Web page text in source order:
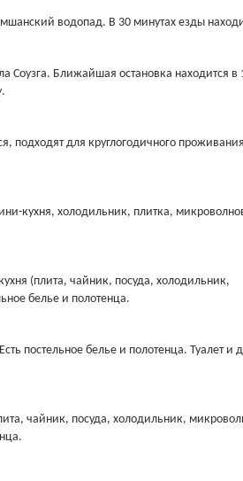
водопад. В 30 минутах езды
Соузга. Ближайшая остановка находится в
подходят для круглогодичного
кухня, холодильник, плитка,
(плита, чайник, посуда, холодильник,
белье и полотенца.
постельное белье и полотенца. Туалет и
чайник, посуда, холодильник,